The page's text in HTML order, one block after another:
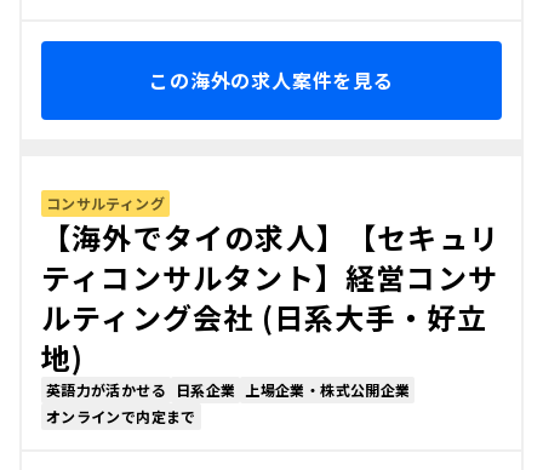
この海外の求人案件を見る
コンサルティング
【海外でタイの求人】【セキュリ
ティコンサルタント】経営コンサ
ルティング会社 (日系大手・好立
地)
英語力が活かせる 日系企業
上場企業・株式公開企業
オンラインで内定まで